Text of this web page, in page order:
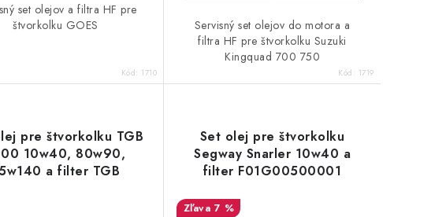
set olejov a filtra HF pre
štvorkolku GOES
Kód: 1710
Servisný set olejov do motora a
filtra HF pre štvorkolku Suzuki
Kingquad 700 750
Kód: 1719
pre štvorkolku TGB
10w40, 80w90,
a filter TGB
Set olej pre štvorkolku
Segway Snarler 10w40 a
filter F01G00500001
7 %